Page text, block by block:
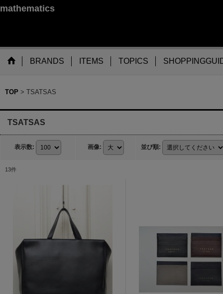
mathematics
BRANDS ITEMS TOPICS
TOP > TSATSAS
TSATSAS
表示数: 画像: 並び順:
13件